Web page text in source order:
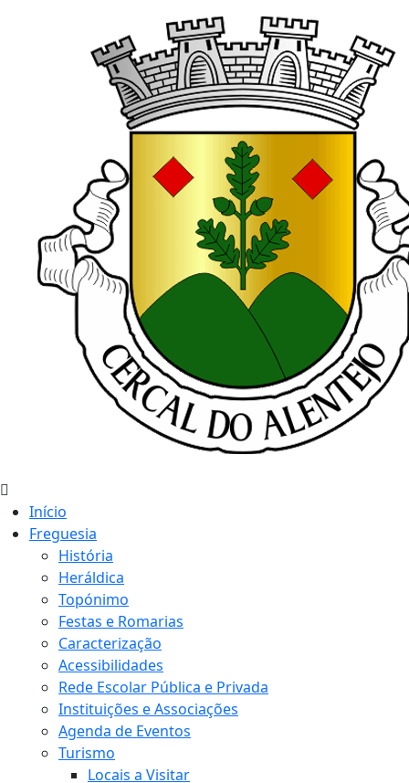
Início
Freguesia
História
Heráldica
Topónimo
Festas e Romarias
Caracterização
Acessibilidades
Rede Escolar Pública e Privada
Instituições e Associações
Agenda de Eventos
Turismo
Locais a Visitar